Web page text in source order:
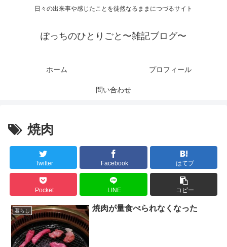
日々の出来事や感じたことを徒然なるままにつづるサイト
ぽっちのひとりごと〜雑記ブログ〜
ホーム プロフィール
問い合わせ
焼肉
Twitter Facebook はてブ
Pocket LINE コピー
暮らし 焼肉が量食べられなくなった